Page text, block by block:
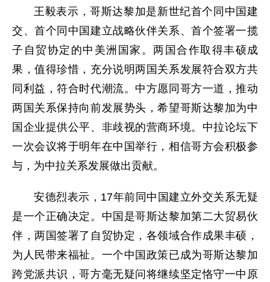
王毅表示，哥斯达黎加是新世纪首个同中国建
交、首个同中国建立战略伙伴关系、首个签署一揽
子自贸协定的中美洲国家。两国合作取得丰硕成
果，值得珍惜，充分说明两国关系发展符合双方共
同利益，符合时代潮流。中方愿同哥方一道，推动
两国关系保持向前发展势头，希望哥斯达黎加为中
国企业提供公平、非歧视的营商环境。中拉论坛下
一次会议将于明年在中国举行，相信哥方会积极参
与，为中拉关系发展做出贡献。
安德烈表示，17年前同中国建立外交关系无疑
是一个正确决定。中国是哥斯达黎加第二大贸易伙
伴，两国签署了自贸协定，各领域合作成果丰硕，
为人民带来福祉。一个中国政策已成为哥斯达黎加
跨党派共识，哥方毫无疑问将继续坚定恪守一中原